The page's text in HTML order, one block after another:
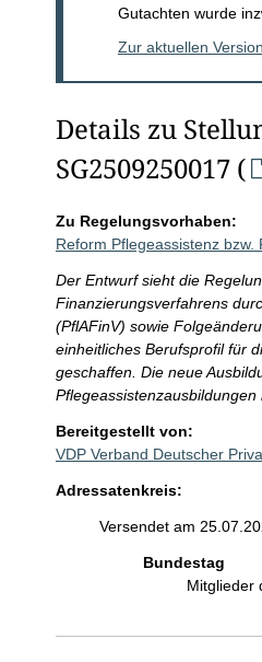
Gutachten wurde
Zur aktuellen
Details zu
SG2509250017 (
Zu Regelungsvorhaben:
Reform Pflegeassistenz bzw.
Der Entwurf sieht die
Finanzierungsverfahrens
(PflAFinV) sowie
einheitliches Berufsprofil für
geschaffen. Die neue
Bereitgestellt von:
VDP Verband Deutscher
Adressatenkreis:
Versendet am
Bundestag
Mitglieder